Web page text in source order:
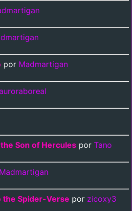
por Madmartigan
Son of Hercules por Tano
Madmartigan
the Spider-Verse por zicoxy3